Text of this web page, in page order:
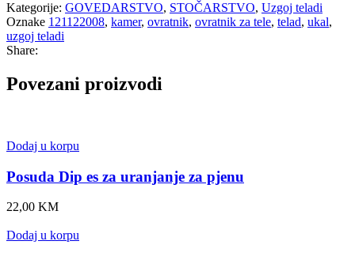
Kategorije: GOVEDARSTVO, STOČARSTVO, Uzgoj teladi
Oznake 121122008, kamer, ovratnik, ovratnik za tele, telad, ukal,
uzgoj teladi
Share:
Povezani proizvodi
Dodaj u korpu
Posuda Dip es za uranjanje za pjenu
22,00 KM
Dodaj u korpu